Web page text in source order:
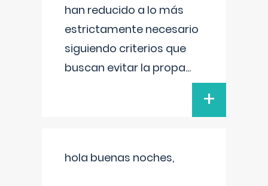
han reducido a lo más
estrictamente necesario
siguiendo criterios que
buscan evitar la propa...
+
hola buenas noches,